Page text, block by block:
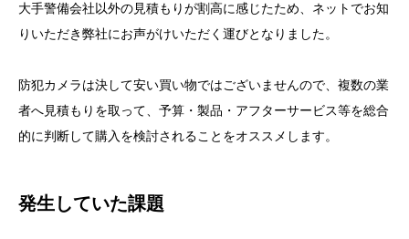
大手警備会社以外の見積もりが割高に感じたため、ネットでお知
りいただき弊社にお声がけいただく運びとなりました。
防犯カメラは決して安い買い物ではございませんので、複数の業
者へ見積もりを取って、予算・製品・アフターサービス等を総合
的に判断して購入を検討されることをオススメします。
発生していた課題